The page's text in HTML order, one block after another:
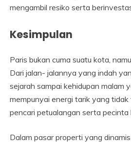
mengambil resiko serta
Kesimpulan
Paris bukan cuma suatu kota,
Dari jalan- jalannya yang indah
sejarah sampai kehidupan malam
mempunyai energi tarik yang
pencari petualangan serta pecinta
Dalam pasar properti yang